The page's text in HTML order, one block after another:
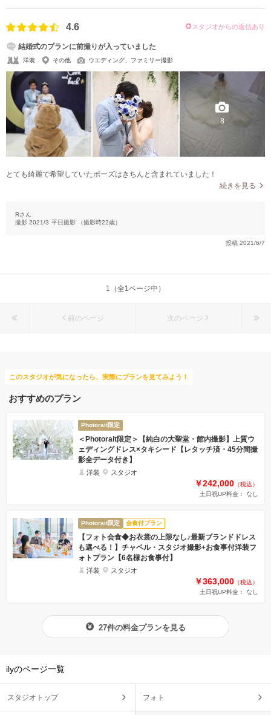
4.6 スタジオからの返信あり
結婚式のプランに前撮りが入っていました
洋装 その他 ウエディング、ファミリー撮影
8
とても綺麗で希望していたポーズはきちんと含まれていました！
続きを見る
Rさん
撮影 2021/3 平日撮影 （撮影時22歳）
投稿 2021/6/7
1（全1ページ中）
前のページ 次のページ
このスタジオが気になったら、実際にプランを見てみよう！
おすすめのプラン
Photorait限定
＜Photorait限定＞【純白の大聖堂・館内撮影】上質ウ
ェディングドレス×タキシード【レタッチ済・45分間撮
影全データ付き】
洋装 スタジオ
￥242,000 （税込）
土日祝UP料金： なし
Photorait限定 会食付プラン
【フォト会食◆お衣裳の上限なし♪最新ブランドドレス
も選べる！】チャペル・スタジオ撮影+お食事付洋装フ
ォトプラン【6名様お食事付】
洋装 スタジオ
￥363,000 （税込）
土日祝UP料金： なし
27件の料金プランを見る
ilyのページ一覧
スタジオトップ フォト